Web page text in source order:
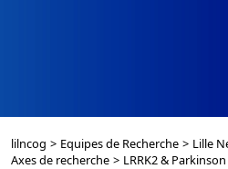
lilncog > Equipes de Recherche > Lille
Axes de recherche > LRRK2 & Parkinson